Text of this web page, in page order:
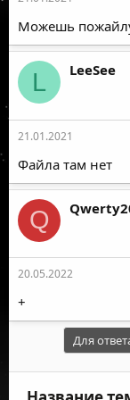
Можешь
L LeeSee
21.01.2021
Файла там нет
Q
20.05.2022
+
Для